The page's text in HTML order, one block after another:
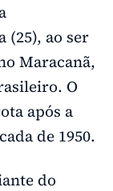
(25), ao ser
Maracanã,
O
após a
de 1950.
do